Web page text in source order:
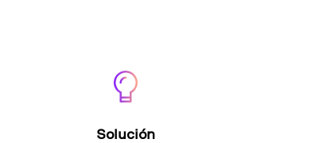
Solución